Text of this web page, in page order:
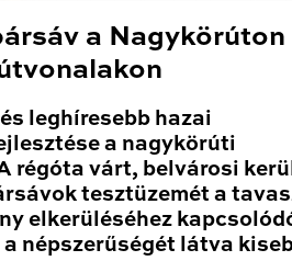
a Nagykörúton
leghíresebb hazai
a nagykörúti
régóta várt, belvárosi
tesztüzemét a
elkerüléséhez
népszerűségét látva